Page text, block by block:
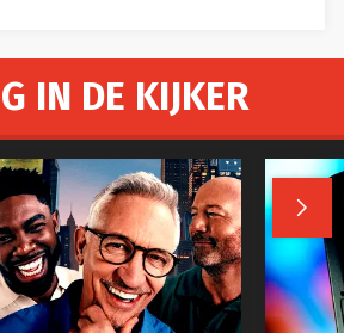
IN DE KIJKER
